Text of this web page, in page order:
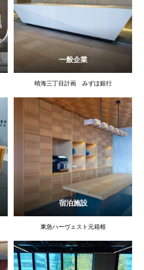
一般企業
晴海三丁目計画 みずほ銀行
宿泊施設
東急ハーヴェスト元箱根